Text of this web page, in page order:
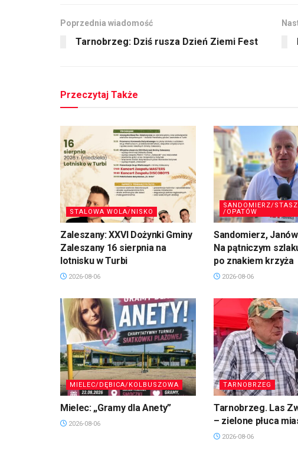
Poprzednia wiadomość
Tarnobrzeg: Dziś rusza Dzień Ziemi Fest
Przeczytaj Także
STALOWA WOLA/NISKO
Zaleszany: XXVI Dożynki Gminy
Zaleszany 16 sierpnia na
lotnisku w Turbi
2026-08-06
SANDOMIERZ/
/OPATÓW
Sandomierz,
Na pątniczym
po znakiem krzyża
2026-08-06
MIELEC/DĘBICA/KOLBUSZOWA
Mielec: „Gramy dla Anety”
2026-08-06
TARNOBRZEG
Tarnobrzeg. Las
– zielone płuca
2026-08-06